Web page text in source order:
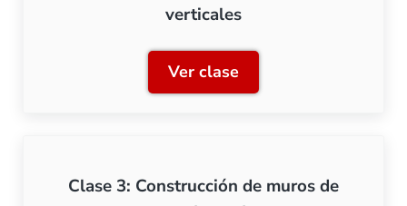
verticales
Ver claseClase 2: Construcción de
Clase 3: Construcción de muros de